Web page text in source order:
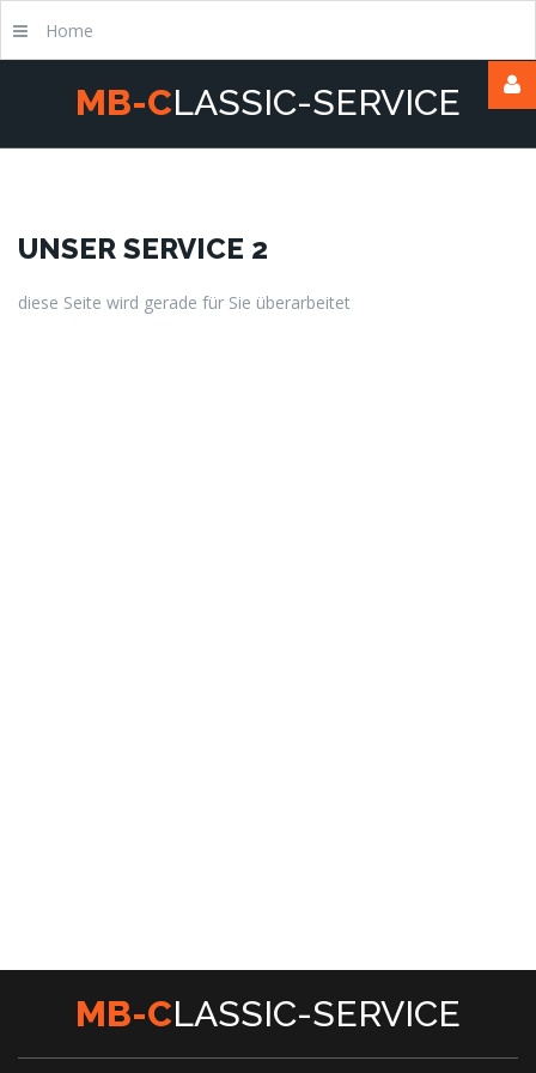
MB-CLASSIC-SERVICE
Home
UNSER SERVICE 2
diese Seite wird gerade für Sie überarbeitet
Username
MB-CLASSIC-SERVICE